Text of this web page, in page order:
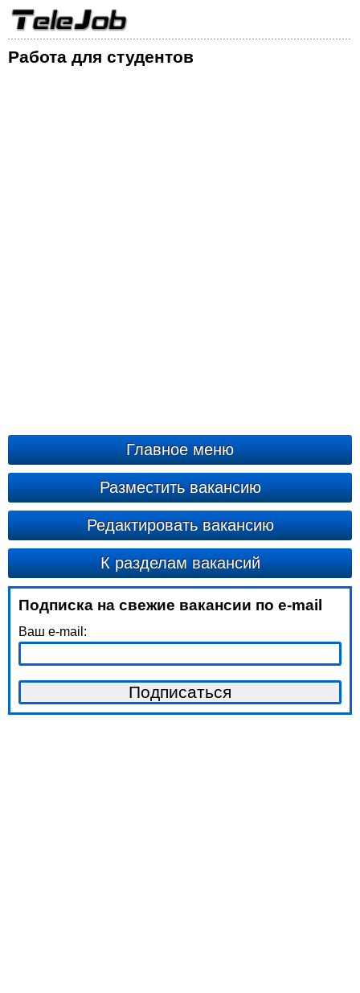
Работа для студентов
Главное меню
Разместить вакансию
Редактировать вакансию
К разделам вакансий
Подписка на свежие вакансии по e-mail
Ваш e-mail: